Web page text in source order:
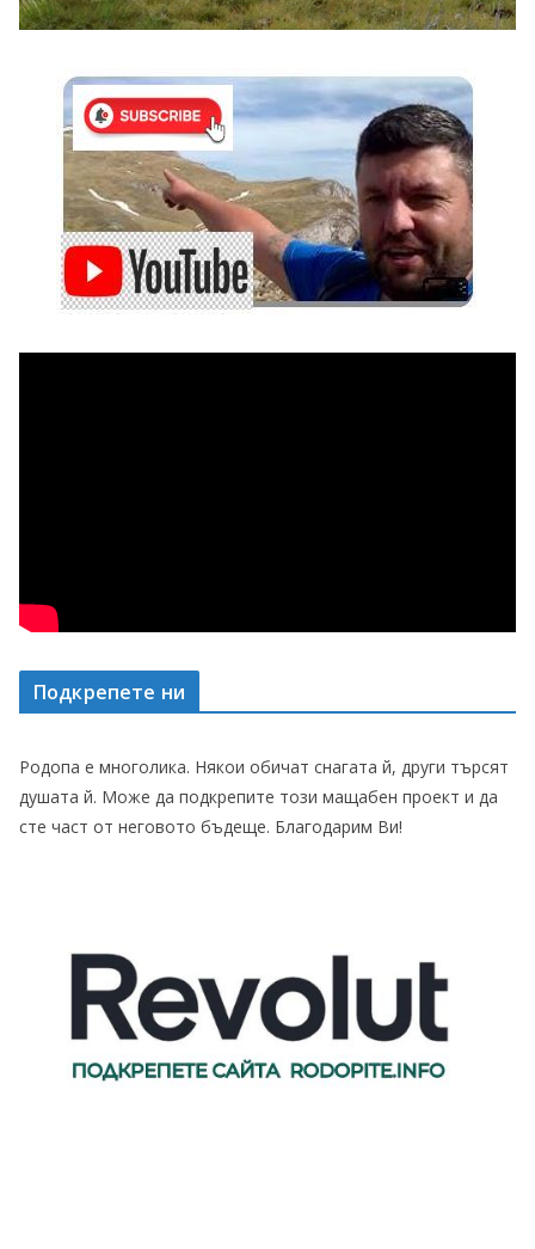
Подкрепете ни
Родопа е многолика. Някои обичат снагата й, други търсят
душата й. Може да подкрепите този мащабен проект и да
сте част от неговото бъдеще. Благодарим Ви!